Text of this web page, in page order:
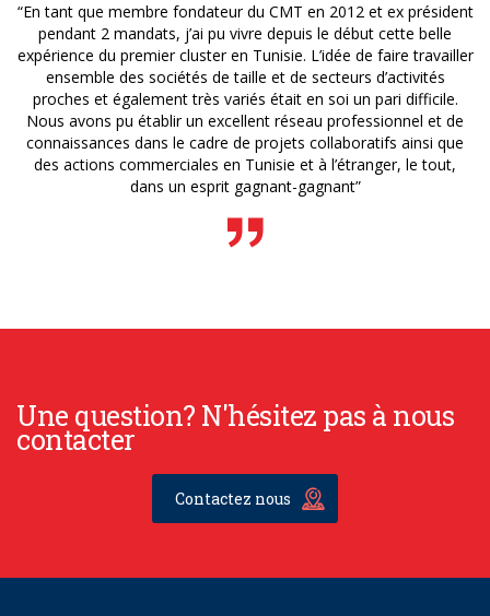
“En tant que membre fondateur du CMT en 2012 et ex président
pendant 2 mandats, j’ai pu vivre depuis le début cette belle
expérience du premier cluster en Tunisie. L’idée de faire travailler
ensemble des sociétés de taille et de secteurs d’activités
proches et également très variés était en soi un pari difficile.
Nous avons pu établir un excellent réseau professionnel et de
connaissances dans le cadre de projets collaboratifs ainsi que
des actions commerciales en Tunisie et à l’étranger, le tout,
dans un esprit gagnant-gagnant”
Une question? N'hésitez pas à nous
contacter
Contactez nous